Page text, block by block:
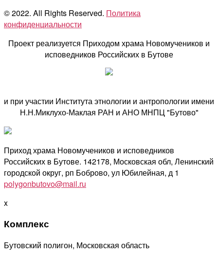
© 2022. All Rights Reserved. Политика
конфиденциальности
Проект реализуется Приходом храма Новомучеников и
исповедников Российских в Бутове
и при участии Института этнологии и антропологии имени
Н.Н.Миклухо-Маклая РАН и АНО МНПЦ "Бутово"
Приход храма Новомучеников и исповедников
Российских в Бутове. 142178, Московская обл, Ленинский
городской округ, рп Боброво, ул Юбилейная, д 1
polygonbutovo@mail.ru
x
Комплекс
Бутовский полигон, Московская область